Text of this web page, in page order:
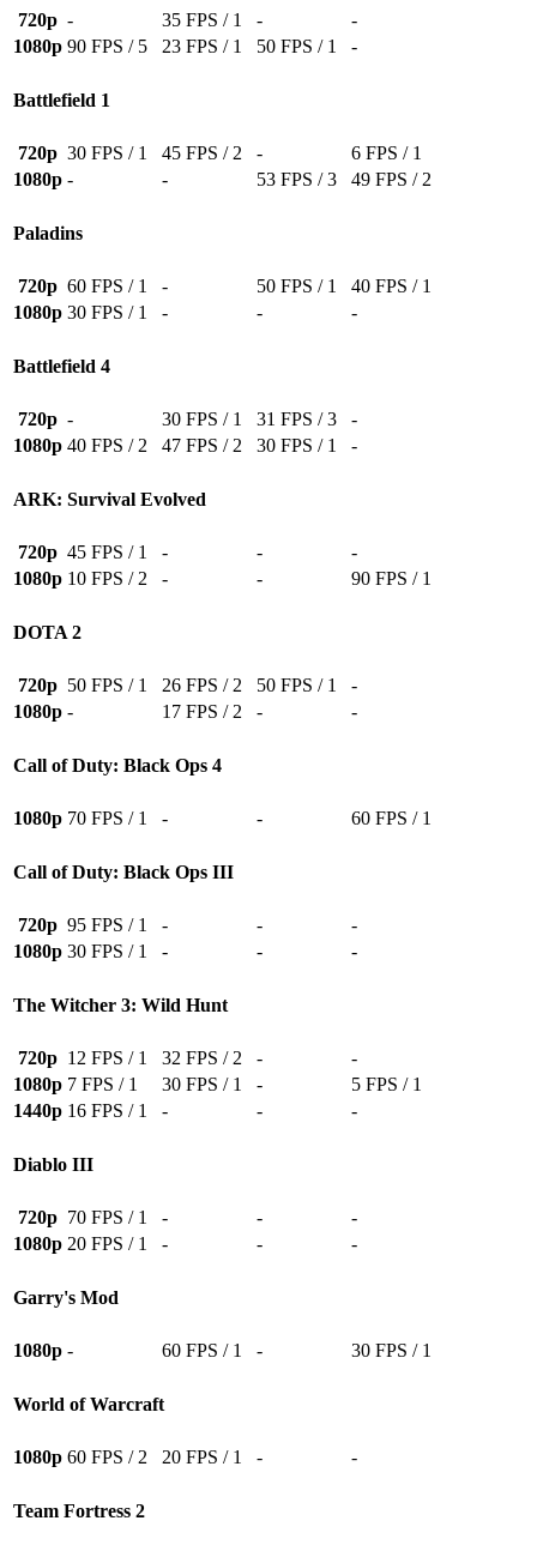
720p - 35 FPS / 1 -
-
1080p 90 FPS / 5 23 FPS / 1 50 FPS / 1 -
Battlefield 1
720p 30 FPS / 1 45 FPS / 2 -
6 FPS / 1
1080p - - 53 FPS / 3 49 FPS / 2
Paladins
720p 60 FPS / 1 - 50 FPS / 1
40 FPS / 1
1080p 30 FPS / 1 - - -
Battlefield 4
720p - 30 FPS / 1 31 FPS / 3
-
1080p 40 FPS / 2 47 FPS / 2 30 FPS / 1 -
ARK: Survival Evolved
720p 45 FPS / 1 - -
-
1080p 10 FPS / 2 - - 90 FPS / 1
DOTA 2
720p 50 FPS / 1 26 FPS / 2 50 FPS / 1
-
1080p - 17 FPS / 2 - -
Call of Duty: Black Ops 4
1080p 70 FPS / 1 - - 60 FPS / 1
Call of Duty: Black Ops III
720p 95 FPS / 1 - -
-
1080p 30 FPS / 1 - - -
The Witcher 3: Wild Hunt
720p 12 FPS / 1 32 FPS / 2 -
-
1080p 7 FPS / 1 30 FPS / 1 -
5 FPS / 1
1440p 16 FPS / 1 - - -
Diablo III
720p 70 FPS / 1 - -
-
1080p 20 FPS / 1 - - -
Garry's Mod
1080p - 60 FPS / 1 - 30 FPS / 1
World of Warcraft
1080p 60 FPS / 2 20 FPS / 1 - -
Team Fortress 2